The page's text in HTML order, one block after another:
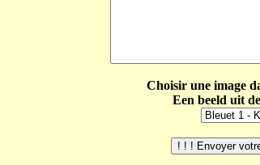
Choisir une image
Een beeld uit